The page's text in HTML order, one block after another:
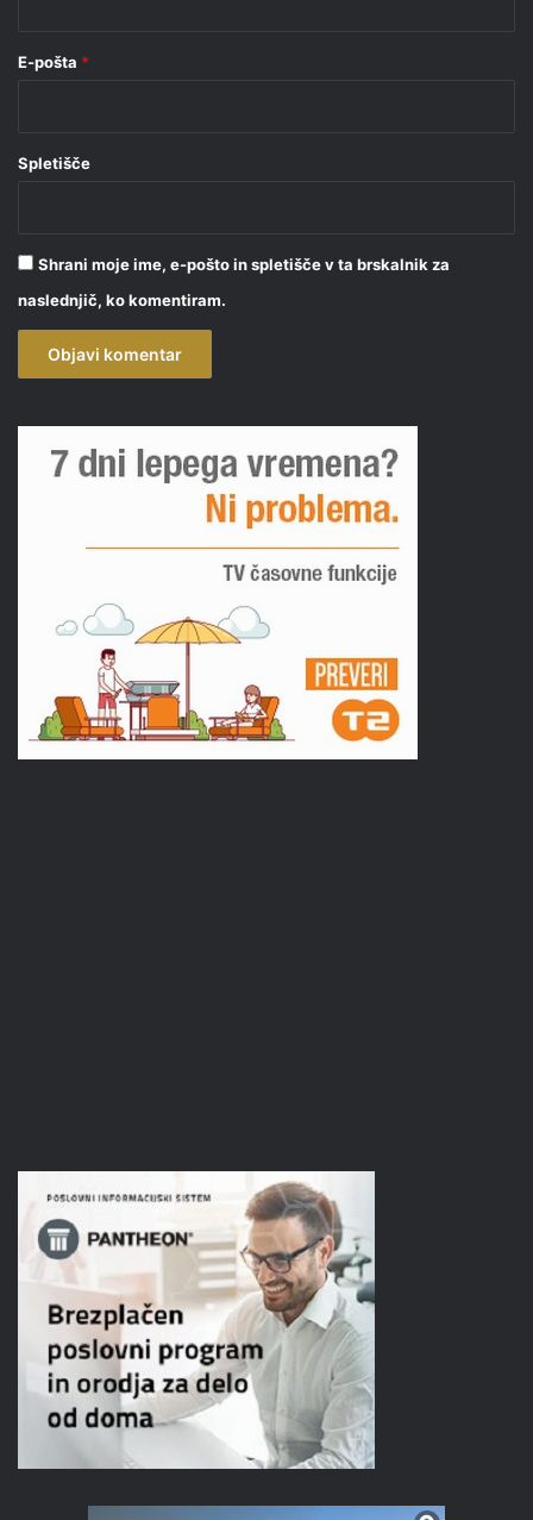
E-pošta *
Spletišče
Shrani moje ime, e-pošto in spletišče v ta brskalnik za
naslednjič, ko komentiram.